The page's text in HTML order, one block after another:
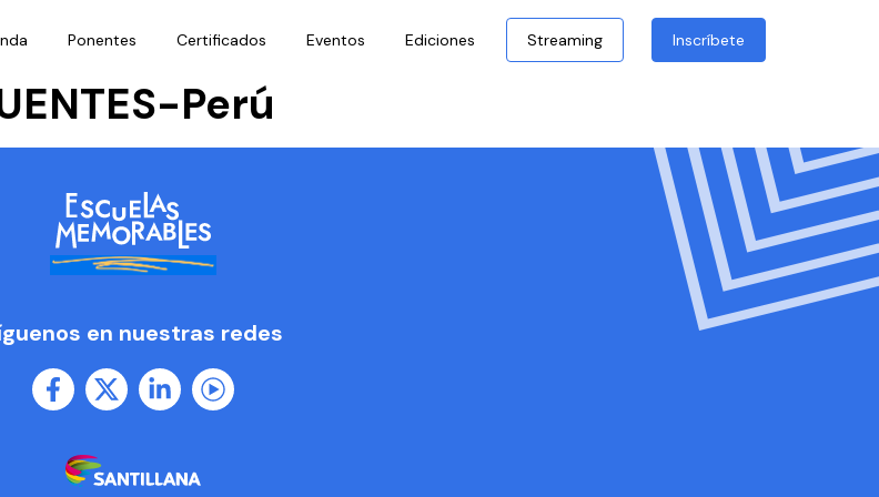
Ponentes Certificados Eventos Ediciones Streaming Inscríbete
Perú
en nuestras redes